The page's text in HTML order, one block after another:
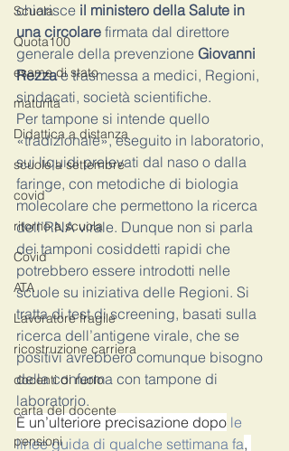
Scuola
Quota100
esame di stato
maturità
Didattica a distanza
scuole a settembre
covid
ritorno a scuola
Covid
ATA
Lavoratore fragile
ricostruzione carriera
docenti di ruolo
carta del docente
pensioni
chiarisce il ministero della Salute in
una circolare firmata dal direttore
generale della prevenzione Giovanni
Rezza e trasmessa a medici, Regioni,
sindacati, società scientifiche.
Per tampone si intende quello
«tradizionale», eseguito in laboratorio,
sui liquidi prelevati dal naso o dalla
faringe, con metodiche di biologia
molecolare che permettono la ricerca
dell’RNA virale. Dunque non si parla
dei tamponi cosiddetti rapidi che
potrebbero essere introdotti nelle
scuole su iniziativa delle Regioni. Si
tratta di test di screening, basati sulla
ricerca dell’antigene virale, che se
positivi avrebbero comunque bisogno
della conferma con tampone di
laboratorio.
È un’ulteriore precisazione dopo le
linee guida di qualche settimana fa,